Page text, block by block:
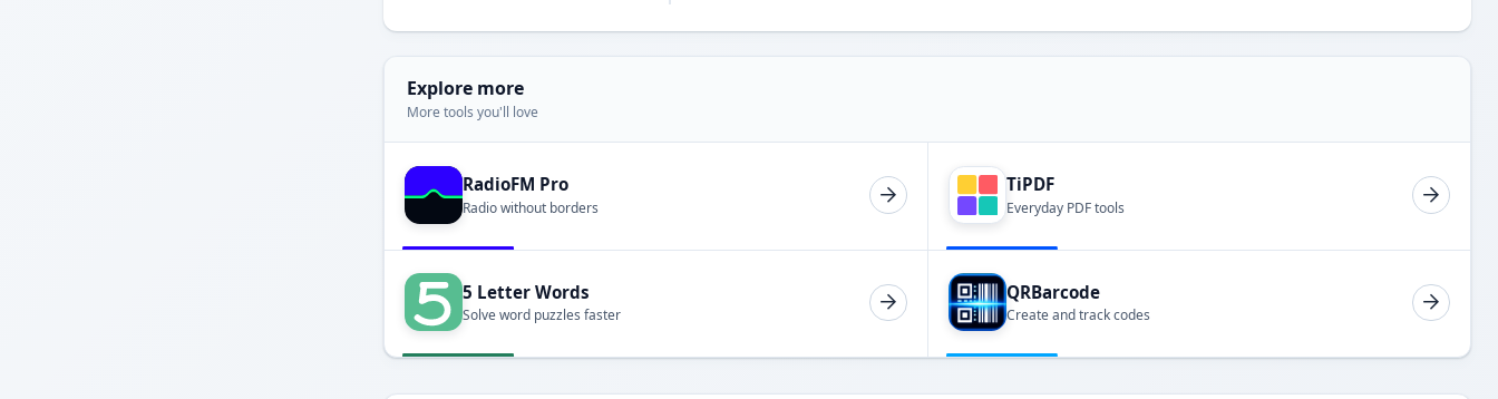
Explore more
More tools you'll love
RadioFM Pro
Radio without borders
TiPDF
Everyday PDF tools
5 Letter Words
Solve word puzzles faster
QRBarcode
Create and track codes